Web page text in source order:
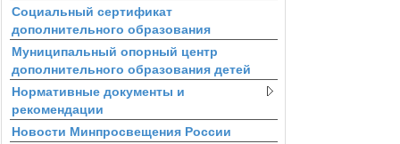
Социальный сертификат
дополнительного образования
Муниципальный опорный центр
дополнительного образования детей
Нормативные документы и
рекомендации
Новости Минпросвещения России